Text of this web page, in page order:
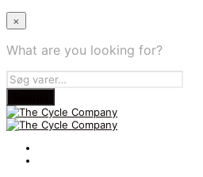
×
What are you looking for?